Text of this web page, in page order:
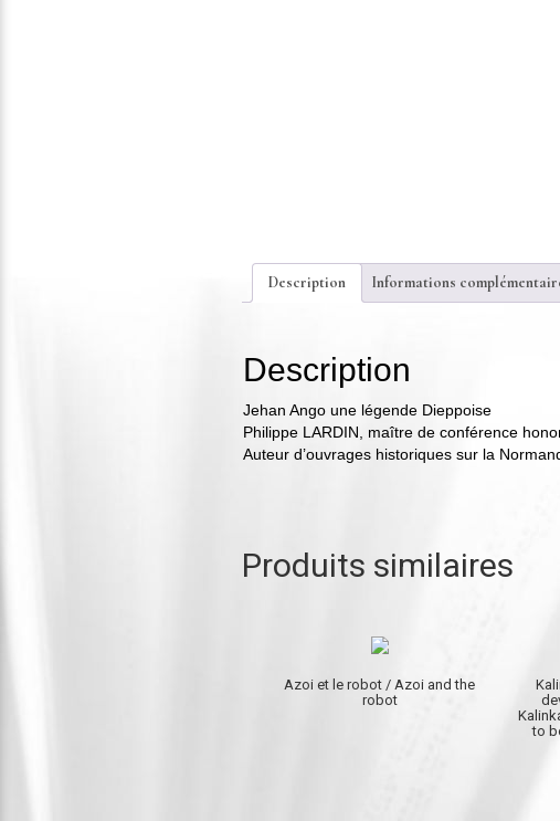
Description Informations
Description
Jehan Ango une légende Dieppoise
Philippe LARDIN, maître de conférence
Auteur d’ouvrages historiques sur la
Produits similaires
Azoi et le robot / Azoi and the
robot
to